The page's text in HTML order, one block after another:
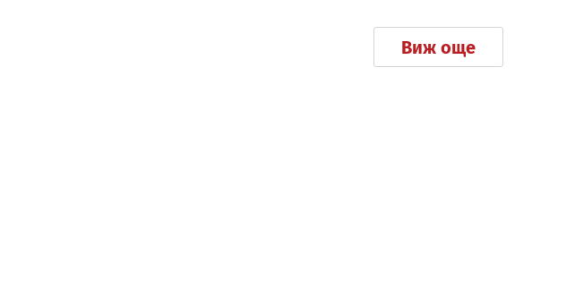
Виж още